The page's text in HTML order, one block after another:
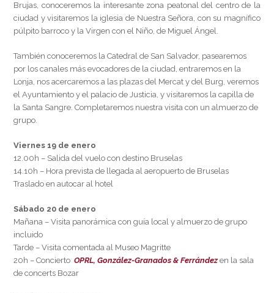
Brujas, conoceremos la interesante zona peatonal del centro de la
ciudad y visitaremos la iglesia de Nuestra Señora, con su magnífico
púlpito barroco y la Virgen con el Niño, de Miguel Ángel.
También conoceremos la Catedral de San Salvador, pasearemos
por los canales más evocadores de la ciudad, entraremos en la
Lonja, nos acercaremos a las plazas del Mercat y del Burg, veremos
el Ayuntamiento y el palacio de Justicia, y visitaremos la capilla de
la Santa Sangre. Completaremos nuestra visita con un almuerzo de
grupo.
Viernes 19 de enero
12.00h – Salida del vuelo con destino Bruselas
14.10h – Hora prevista de llegada al aeropuerto de Bruselas
Traslado en autocar al hotel
Sábado 20 de enero
Mañana – Visita panorámica con guía local y almuerzo de grupo
incluido
Tarde – Visita comentada al Museo Magritte
20h – Concierto OPRL, González-Granados & Ferrández en la sala
de concerts Bozar